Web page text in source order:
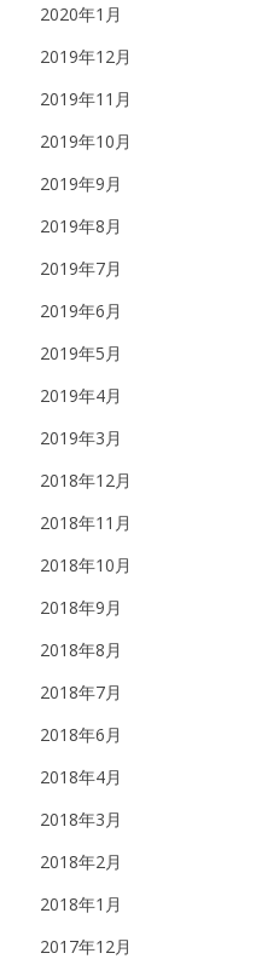
2020年1月
2019年12月
2019年11月
2019年10月
2019年9月
2019年8月
2019年7月
2019年6月
2019年5月
2019年4月
2019年3月
2018年12月
2018年11月
2018年10月
2018年9月
2018年8月
2018年7月
2018年6月
2018年4月
2018年3月
2018年2月
2018年1月
2017年12月